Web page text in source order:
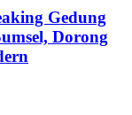
Gedung
Dorong